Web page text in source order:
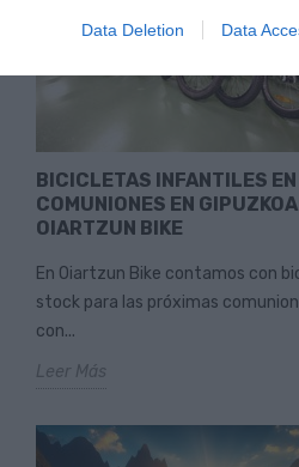
Data Deletion Data
BICICLETAS INFANTILES
COMUNIONES EN
OIARTZUN BIKE
En Oiartzun Bike contamos con
stock para las próximas
con...
Leer Más